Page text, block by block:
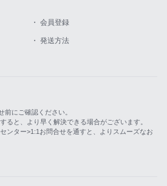
・ 会員登録
・ 発送方法
前にご確認ください。
ると、より早く解決できる場合がございます。
ンター>1:1お問合せを通すと、よりスムーズなお